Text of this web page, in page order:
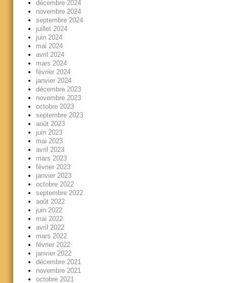
décembre 2024
novembre 2024
septembre 2024
juillet 2024
juin 2024
mai 2024
avril 2024
mars 2024
février 2024
janvier 2024
décembre 2023
novembre 2023
octobre 2023
septembre 2023
août 2023
juin 2023
mai 2023
avril 2023
mars 2023
février 2023
janvier 2023
octobre 2022
septembre 2022
août 2022
juin 2022
mai 2022
avril 2022
mars 2022
février 2022
janvier 2022
décembre 2021
novembre 2021
octobre 2021